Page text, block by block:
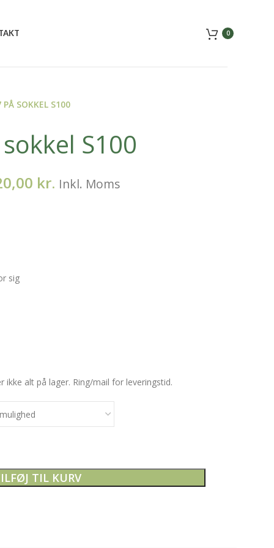
0
PÅ SOKKEL S100
S100
kr. Inkl. Moms
sig
alt på lager. Ring/mail for leveringstid.
TIL KURV